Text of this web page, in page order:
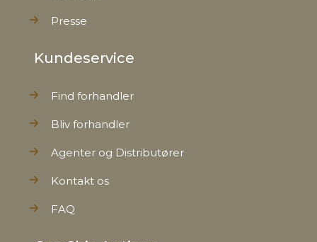
Presse
Kundeservice
Find forhandler
Bliv forhandler
Agenter og Distributører
Kontakt os
FAQ